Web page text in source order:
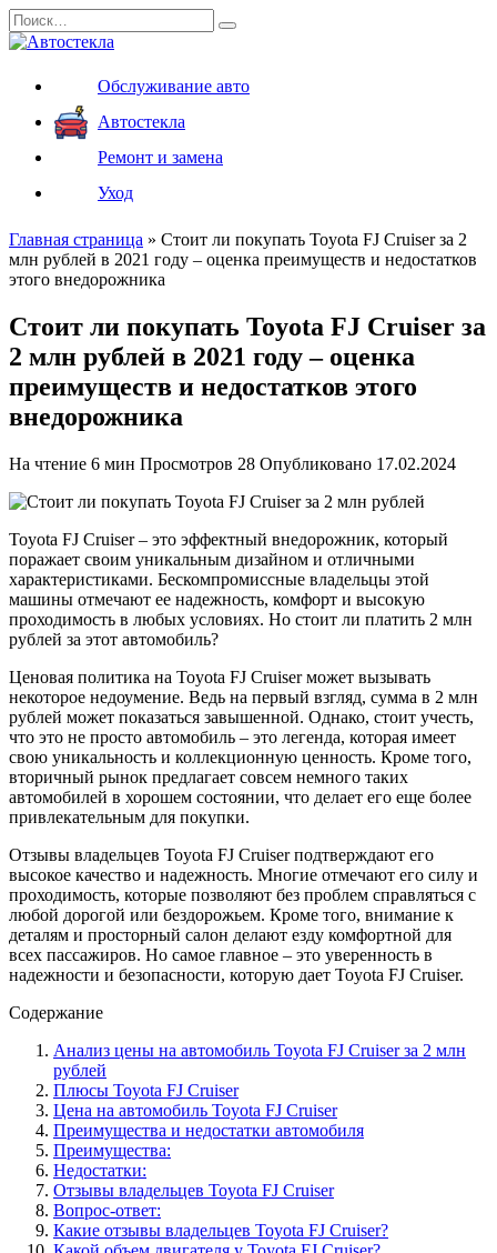
Перейти
к
Search
for:
Обслуживание авто
Автостекла
Ремонт и замена
Уход
Главная страница » Стоит ли покупать Toyota FJ Cruiser за 2
млн рублей в 2021 году – оценка преимуществ и недостатков
этого внедорожника
Стоит ли покупать Toyota FJ Cruiser за
2 млн рублей в 2021 году – оценка
преимуществ и недостатков этого
внедорожника
На чтение 6 мин Просмотров 28 Опубликовано 17.02.2024
Toyota FJ Cruiser – это эффектный внедорожник, который
поражает своим уникальным дизайном и отличными
характеристиками. Бескомпромиссные владельцы этой
машины отмечают ее надежность, комфорт и высокую
проходимость в любых условиях. Но стоит ли платить 2 млн
рублей за этот автомобиль?
Ценовая политика на Toyota FJ Cruiser может вызывать
некоторое недоумение. Ведь на первый взгляд, сумма в 2 млн
рублей может показаться завышенной. Однако, стоит учесть,
что это не просто автомобиль – это легенда, которая имеет
свою уникальность и коллекционную ценность. Кроме того,
вторичный рынок предлагает совсем немного таких
автомобилей в хорошем состоянии, что делает его еще более
привлекательным для покупки.
Отзывы владельцев Toyota FJ Cruiser подтверждают его
высокое качество и надежность. Многие отмечают его силу и
проходимость, которые позволяют без проблем справляться с
любой дорогой или бездорожьем. Кроме того, внимание к
деталям и просторный салон делают езду комфортной для
всех пассажиров. Но самое главное – это уверенность в
надежности и безопасности, которую дает Toyota FJ Cruiser.
Содержание
Анализ цены на автомобиль Toyota FJ Cruiser за 2 млн
рублей
Плюсы Toyota FJ Cruiser
Цена на автомобиль Toyota FJ Cruiser
Преимущества и недостатки автомобиля
Преимущества:
Недостатки:
Отзывы владельцев Toyota FJ Cruiser
Вопрос-ответ:
Какие отзывы владельцев Toyota FJ Cruiser?